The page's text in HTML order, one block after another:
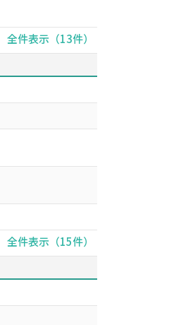
全件表示（13件）
全件表示（15件）